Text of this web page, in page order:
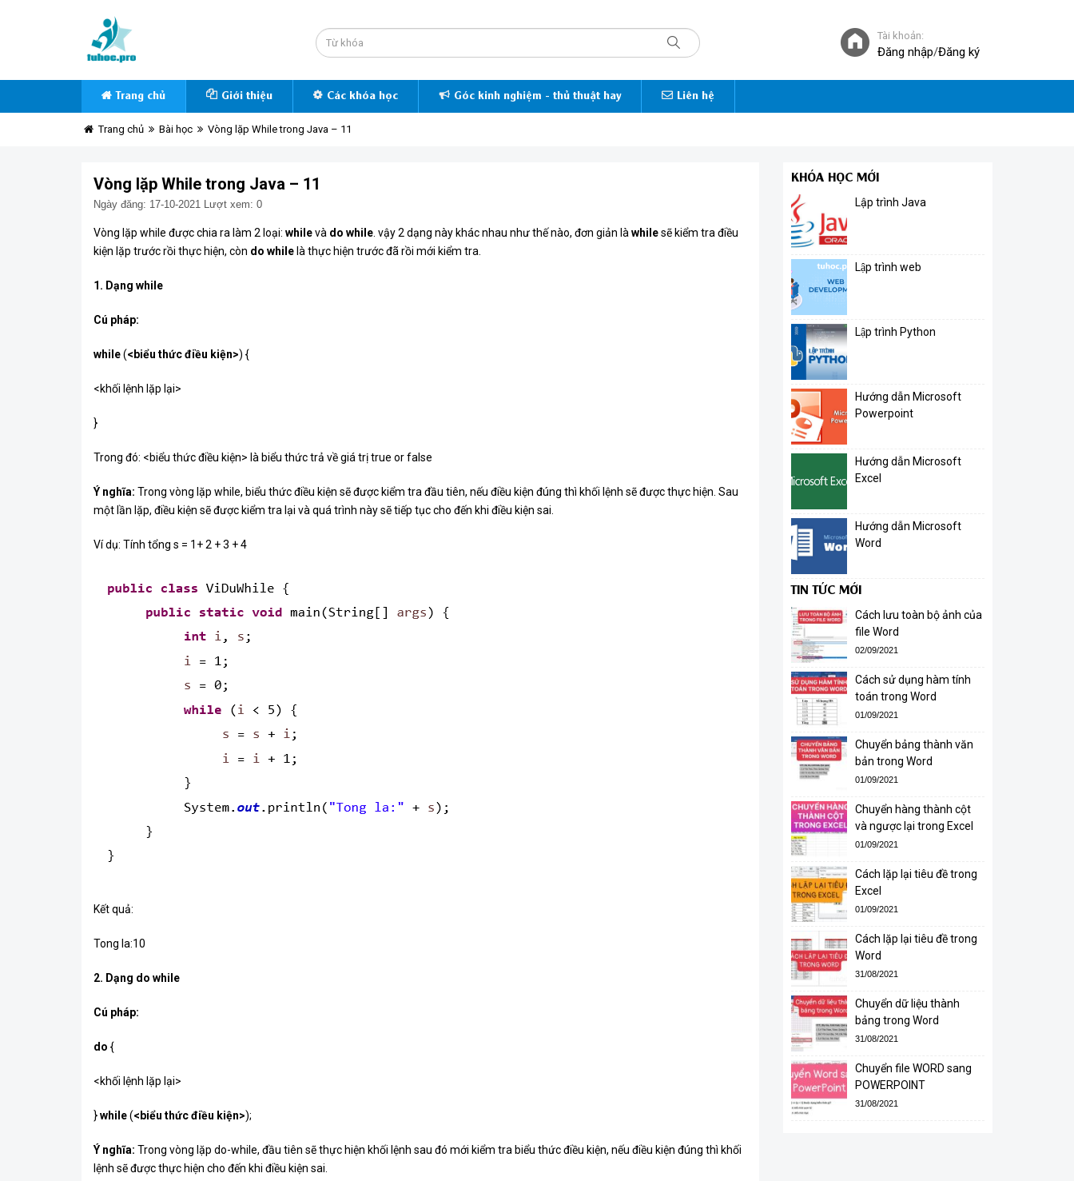
Tài khoản:
Đăng nhập/Đăng ký
Trang chủ Giới thiệu Các khóa học Góc kinh nghiệm - thủ thuật hay Liên hệ
Trang chủ Bài học Vòng lặp While trong Java – 11
Vòng lặp While trong Java – 11
Ngày đăng: 17-10-2021 Lượt xem: 0
Vòng lặp while được chia ra làm 2 loại: whilevà do while . vậy 2 dạng này khác nhau như thế nào, đơn giản là whilesẽ kiểm tra điều
kiện lặp trước rồi thực hiện, còn do while là thực hiện trước đã rồi mới kiểm tra.
1. Dạng while
Cú pháp:
while(<biểu thức điều kiện>) {
<khối lệnh lặp lại>
}
Trong đó: <biểu thức điều kiện> là biểu thức trả về giá trị true or false
Ý nghĩa: Trong vòng lặp while, biểu thức điều kiện sẽ được kiểm tra đầu tiên, nếu điều kiện đúng thì khối lệnh sẽ được thực hiện. Sau
một lần lặp, điều kiện sẽ được kiểm tra lại và quá trình này sẽ tiếp tục cho đến khi điều kiện sai.
Ví dụ: Tính tổng s = 1+ 2 + 3 + 4
Kết quả:
Tong la:10
2. Dạng do while
Cú pháp:
do {
<khối lệnh lặp lại>
}while(<biểu thức điều kiện>);
Ý nghĩa: Trong vòng lặp do-while, đầu tiên sẽ thực hiện khối lệnh sau đó mới kiểm tra biểu thức điều kiện, nếu điều kiện đúng thì khối
lệnh sẽ được thực hiện cho đến khi điều kiện sai.
KHÓA HỌC MỚI
Lập trình Java
Lập trình web
Lập trình Python
Hướng dẫn Microsoft
Powerpoint
Hướng dẫn Microsoft
Excel
Hướng dẫn Microsoft
Word
TIN TỨC MỚI
Cách lưu toàn bộ ảnh của
file Word
02/09/2021
Cách sử dụng hàm tính
toán trong Word
01/09/2021
Chuyển bảng thành văn
bản trong Word
01/09/2021
Chuyển hàng thành cột
và ngược lại trong Excel
01/09/2021
Cách lặp lại tiêu đề trong
Excel
01/09/2021
Cách lặp lại tiêu đề trong
Word
31/08/2021
Chuyển dữ liệu thành
bảng trong Word
31/08/2021
Chuyển file WORD sang
POWERPOINT
31/08/2021